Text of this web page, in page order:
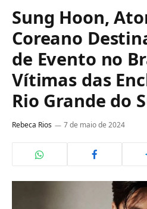
Sung Hoon,
Coreano
de Evento no
Vítimas das
Rio Grande do
Rebeca Rios 7 de maio de 2024